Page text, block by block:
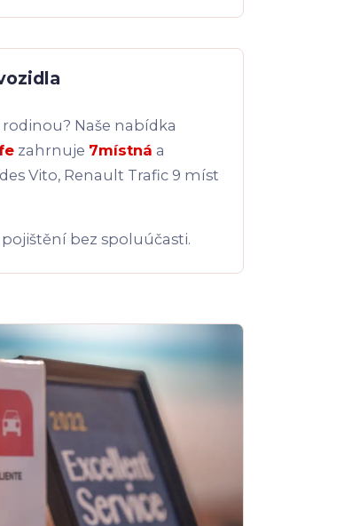
Naše nabídka
zahrnuje 7místná a
Vito, Renault Trafic 9 míst
bez spoluúčasti.